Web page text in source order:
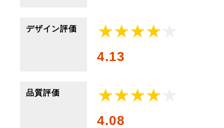
デザイン評価
4.13
品質評価
4.08